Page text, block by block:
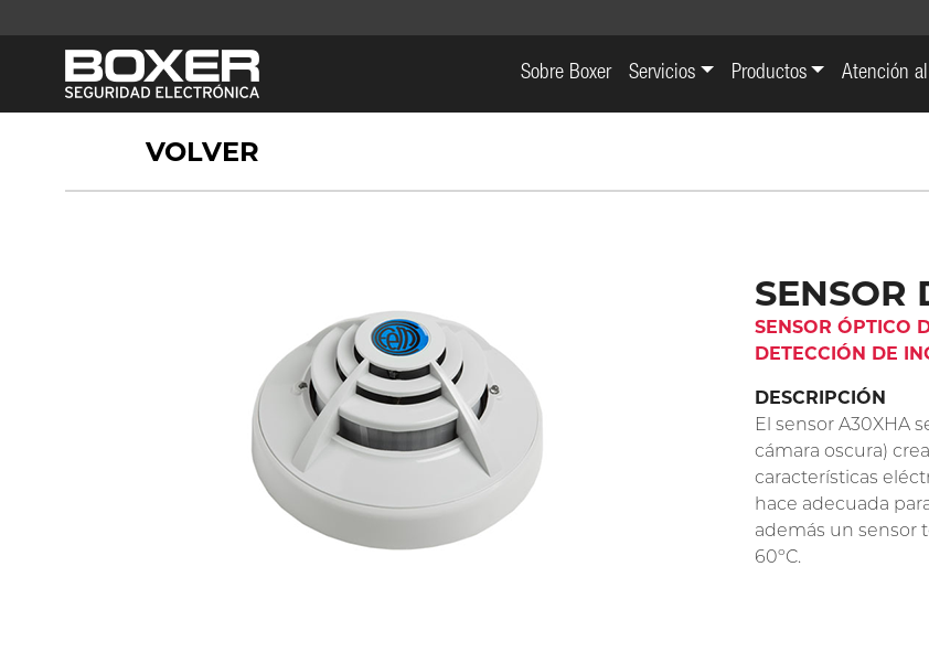
Sobre Boxer Servicios Productos Atención
VOLVER
SENSOR
SENSOR ÓPTICO
DETECCIÓN DE
DESCRIPCIÓN
El sensor A30XHA
cámara oscura)
características
hace adecuada
además un sensor
60ºC.